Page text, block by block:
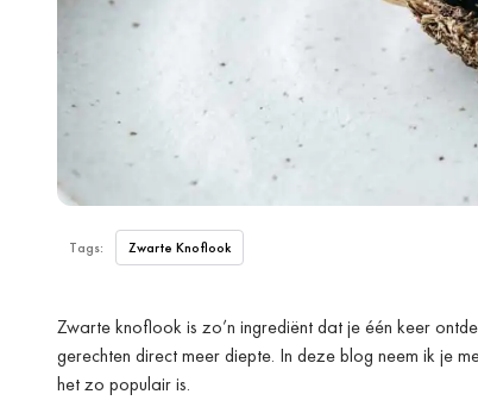
Tags: Zwarte Knoflook
Zwarte knoflook is zo’n ingrediënt dat je één keer
gerechten direct meer diepte. In deze blog neem ik je
het zo populair is.